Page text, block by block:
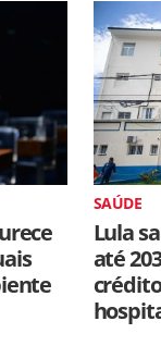
SAÚDE
Lula
até